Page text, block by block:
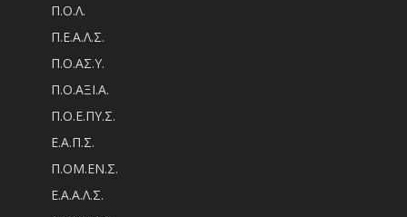
Π.Ο.Λ.
Π.Ε.Α.Λ.Σ.
Π.Ο.ΑΣ.Υ.
Π.Ο.ΑΞΙ.Α.
Π.Ο.Ε.ΠΥ.Σ.
Ε.Α.Π.Σ.
Π.ΟM.EN.Σ.
Ε.Α.Α.Λ.Σ.